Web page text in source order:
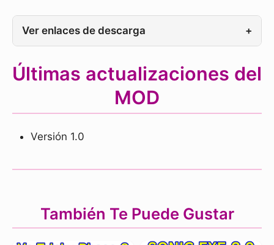
Ver enlaces de descarga +
Últimas actualizaciones del
MOD
Versión 1.0
También Te Puede Gustar